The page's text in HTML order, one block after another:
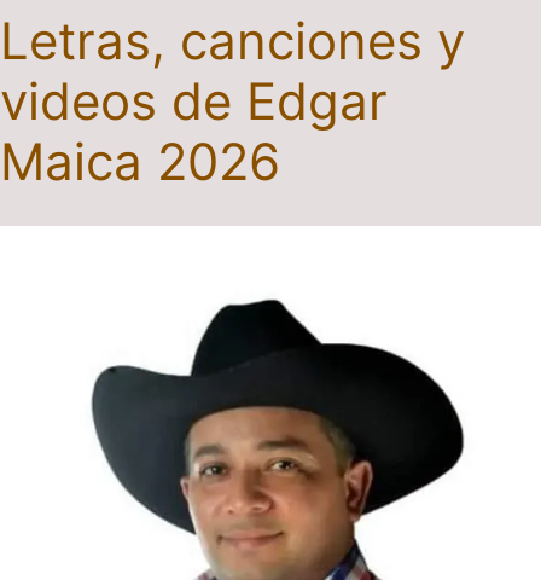
Letras, canciones y
videos de Edgar
Maica 2026